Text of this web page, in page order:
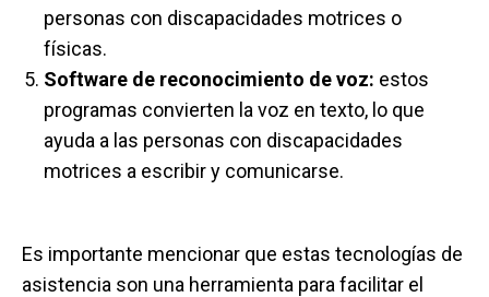
personas con discapacidades motrices o
físicas.
Software de reconocimiento de voz: estos
programas convierten la voz en texto, lo que
ayuda a las personas con discapacidades
motrices a escribir y comunicarse.
Es importante mencionar que estas tecnologías de
asistencia son una herramienta para facilitar el